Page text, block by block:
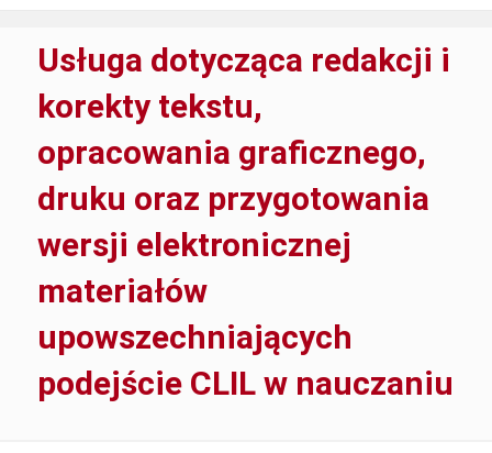
Usługa dotycząca redakcji i
korekty tekstu,
opracowania graficznego,
druku oraz przygotowania
wersji elektronicznej
materiałów
upowszechniających
podejście CLIL w nauczaniu